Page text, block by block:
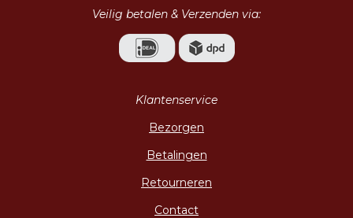
Veilig betalen & Verzenden via:
Klantenservice
Bezorgen
Betalingen
Retourneren
Contact